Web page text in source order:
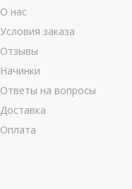
О нас
Условия заказа
Отзывы
Начинки
Ответы на вопросы
Доставка
Оплата